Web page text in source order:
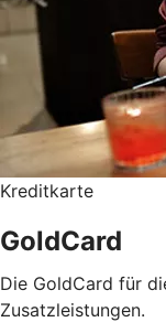
Kreditkarte
GoldCard
Die GoldCard für
Zusatzleistungen.